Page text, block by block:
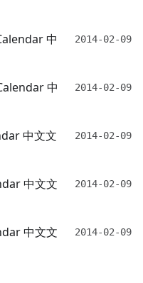
中
2014-02-09
中
2014-02-09
中文文
2014-02-09
中文文
2014-02-09
中文文
2014-02-09